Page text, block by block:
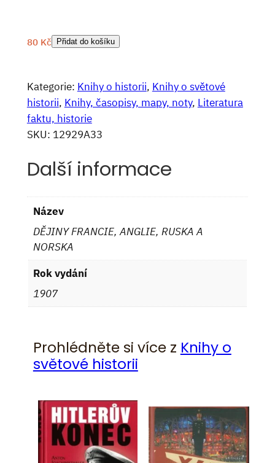
80 Kč Přidat do košíku
Kategorie: Knihy o historii, Knihy o světové
historii, Knihy, časopisy, mapy, noty, Literatura
faktu, historie
SKU: 12929A33
Další informace
Název
DĚJINY FRANCIE, ANGLIE, RUSKA A
NORSKA
Rok vydání
1907
Prohlédněte si více z Knihy o
světové historii